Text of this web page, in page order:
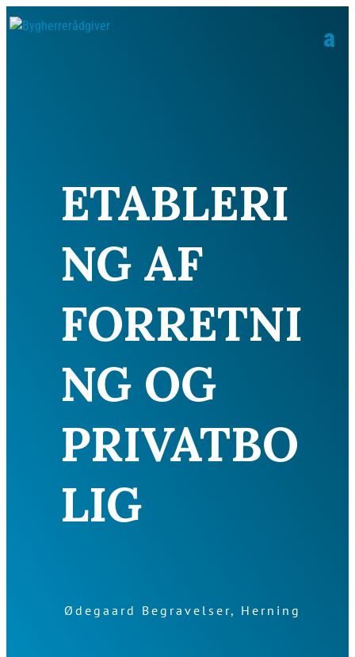
ETABLERI
NG AF
FORRETNI
NG OG
PRIVATBO
LIG
Ødegaard Begravelser, Herning